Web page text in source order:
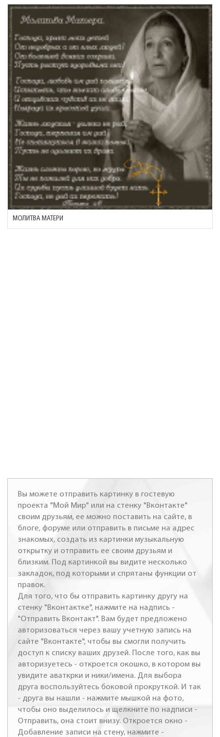
МОЛИТВА МАТЕРИ
Вы можете отправить картинку в гостевую
проекта "Мой Мир" или на стенку "Вконтакте"
своим друзьям, ее можно поставить на сайте, в
блоге, форуме или отправить в письме на адрес
знакомых, создать из картинки музыкальную
открытку и отправить ее своим друзьям и
близким. Под картинкой вы видите несколько
закладок, под которыми и спрятаны функции от
правок.
Для того, что бы отправить картинку другу на
стенку "Вконтактке", нажмите на надпись -
"Отправить Вконтакт". Вам будет предложено
авторизоваться через вашу учетную запись на
сайте "Вконтакте", чтобы вы смогли получить
доступ к списку ваших друзей. После того, как вы
авторизуетесь - откроется окошко, в котором вы
увидите аваткрки и ники/имена. Для выбора
друга воспользуйтесь боковой прокруткой. И так
- друга вы нашли - нажмите мышкой на фото,
чтобы оно выделилось и щелкните по надписи -
Отправить, она стоит внизу. Откроется окно -
Добавление записи на стену, нажмите -